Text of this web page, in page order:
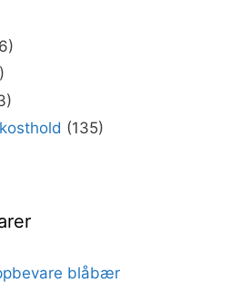
(135)
blåbær